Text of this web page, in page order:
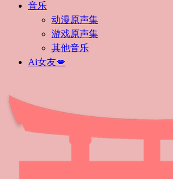
音乐
动漫原声集
游戏原声集
其他音乐
Ai女友💋